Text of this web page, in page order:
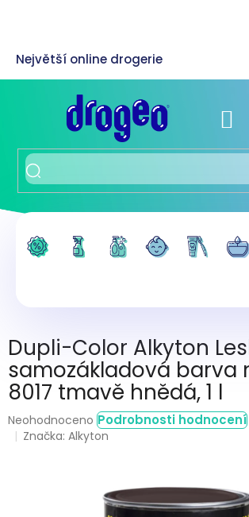
Dupli-Color Alkyton
samozákladová barva
8017 tmavě hnědá, 1 l
Průměrné
hodnocení
Neohodnoceno Podrobnosti hodnocení
Značka:Alkyton